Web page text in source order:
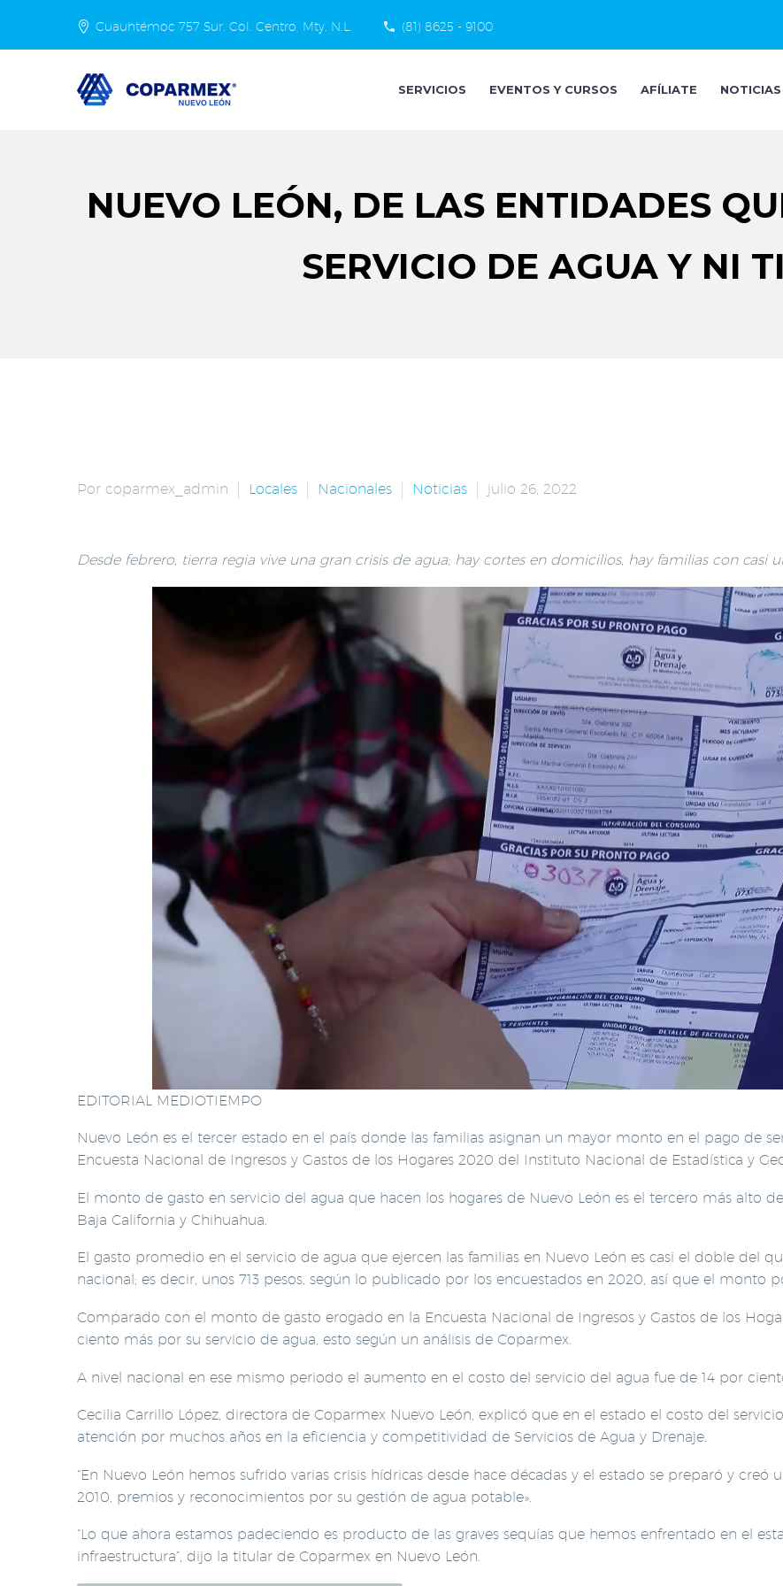
Cuauhtémoc 757 Sur. Col. Centro, Mty. N.L. (81) 8625 - 9100
SERVICIOS EVENTOS Y CURSOS AFÍLIATE NOTICIAS
NUEVO LEÓN, DE LAS ENTIDADES
SERVICIO DE AGUA Y NI
Por coparmex_admin Locales Nacionales Noticias julio 26, 2022
Desde febrero, tierra regia vive una gran crisis de agua; hay cortes en domicilios, hay familias con casi
EDITORIAL MEDIOTIEMPO
Nuevo León es el tercer estado en el país donde las familias asignan un mayor monto en el pago de
Encuesta Nacional de Ingresos y Gastos de los Hogares 2020 del Instituto Nacional de Estadística y
El monto de gasto en servicio del agua que hacen los hogares de Nuevo León es el tercero más alto
Baja California y Chihuahua.
El gasto promedio en el servicio de agua que ejercen las familias en Nuevo León es casi el doble del
nacional; es decir, unos 713 pesos, según lo publicado por los encuestados en 2020, así que el monto
Comparado con el monto de gasto erogado en la Encuesta Nacional de Ingresos y Gastos de los
ciento más por su servicio de agua, esto según un análisis de Coparmex.
A nivel nacional en ese mismo periodo el aumento en el costo del servicio del agua fue de 14 por
Cecilia Carrillo López, directora de Coparmex Nuevo León, explicó que en el estado el costo del
atención por muchos años en la eficiencia y competitividad de Servicios de Agua y Drenaje.
“En Nuevo León hemos sufrido varias crisis hídricas desde hace décadas y el estado se preparó y
2010, premios y reconocimientos por su gestión de agua potable».
“Lo que ahora estamos padeciendo es producto de las graves sequías que hemos enfrentado en el
infraestructura”, dijo la titular de Coparmex en Nuevo León.